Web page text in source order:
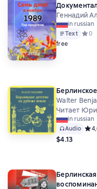
Геннадий
in russian
Text
0
free
Walter
Читает
in russian
Audio
$4.13